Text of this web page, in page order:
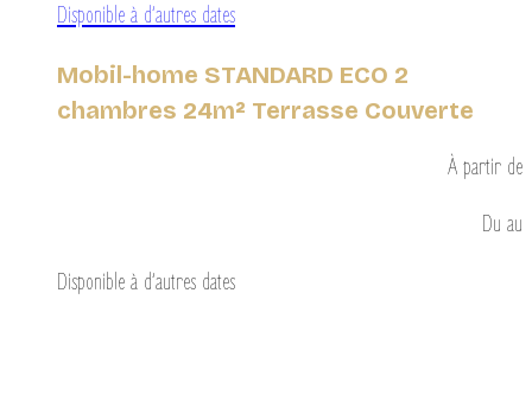
Disponible à d’autres dates
Mobil-home STANDARD ECO 2
chambres 24m² Terrasse Couverte
À partir de
Du au
Disponible à d’autres dates